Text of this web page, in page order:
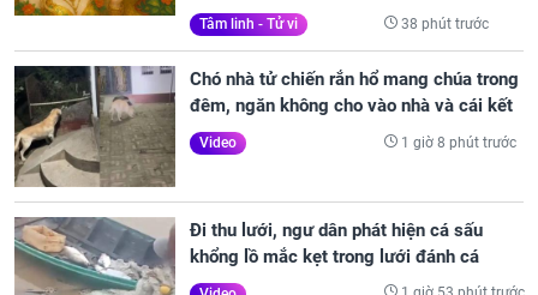
Tâm linh - Tử vi 38 phút trước
Chó nhà tử chiến rắn hổ mang chúa trong
đêm, ngăn không cho vào nhà và cái kết
Video 1 giờ 8 phút trước
Đi thu lưới, ngư dân phát hiện cá sấu
khổng lồ mắc kẹt trong lưới đánh cá